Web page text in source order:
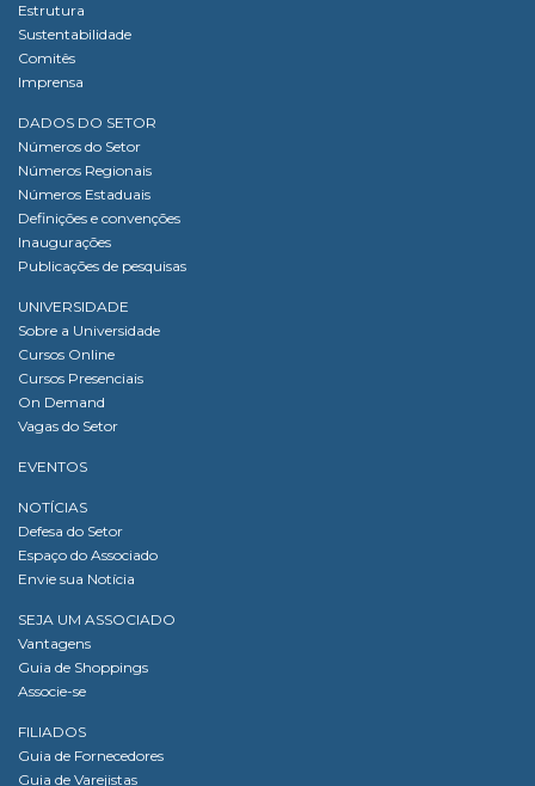
Estrutura
Sustentabilidade
Comitês
Imprensa
DADOS DO SETOR
Números do Setor
Números Regionais
Números Estaduais
Definições e convenções
Inaugurações
Publicações de pesquisas
UNIVERSIDADE
Sobre a Universidade
Cursos Online
Cursos Presenciais
On Demand
Vagas do Setor
EVENTOS
NOTÍCIAS
Defesa do Setor
Espaço do Associado
Envie sua Notícia
SEJA UM ASSOCIADO
Vantagens
Guia de Shoppings
Associe-se
FILIADOS
Guia de Fornecedores
Guia de Varejistas